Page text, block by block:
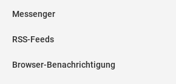
Messenger
RSS-Feeds
Browser-Benachrichtigung